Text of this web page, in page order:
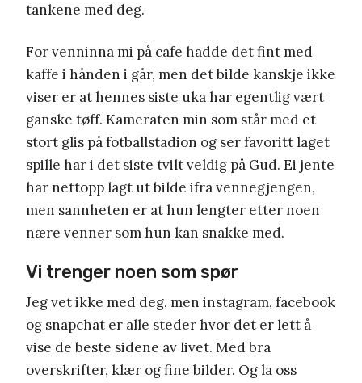
tankene med deg.
For venninna mi på cafe hadde det fint med
kaffe i hånden i går, men det bilde kanskje ikke
viser er at hennes siste uka har egentlig vært
ganske tøff. Kameraten min som står med et
stort glis på fotballstadion og ser favoritt laget
spille har i det siste tvilt veldig på Gud. Ei jente
har nettopp lagt ut bilde ifra vennegjengen,
men sannheten er at hun lengter etter noen
nære venner som hun kan snakke med.
Vi trenger noen som spør
Jeg vet ikke med deg, men instagram, facebook
og snapchat er alle steder hvor det er lett å
vise de beste sidene av livet. Med bra
overskrifter, klær og fine bilder. Og la oss